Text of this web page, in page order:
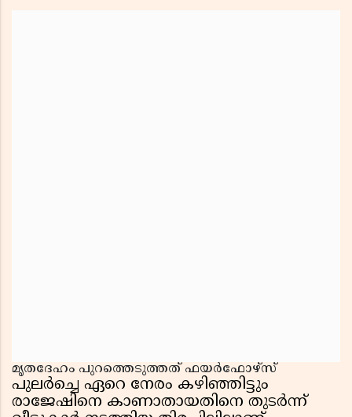
മൃതദേഹം പുറത്തെടുത്തത് ഫയർഫോഴ്സ്
പുലർച്ചെ ഏറെ നേരം കഴിഞ്ഞിട്ടും
രാജേഷിനെ കാണാതായതിനെ തുടർന്ന്